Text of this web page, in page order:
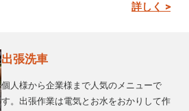
詳しく >
出張洗車
個人様から企業様まで人気のメニューで
す。出張作業は電気とお水をおかりして作